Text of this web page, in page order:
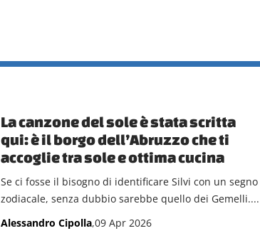
La canzone del sole è stata scritta
qui: è il borgo dell’Abruzzo che ti
accoglie tra sole e ottima cucina
Se ci fosse il bisogno di identificare Silvi con un segno
zodiacale, senza dubbio sarebbe quello dei Gemelli....
Alessandro Cipolla,09 Apr 2026